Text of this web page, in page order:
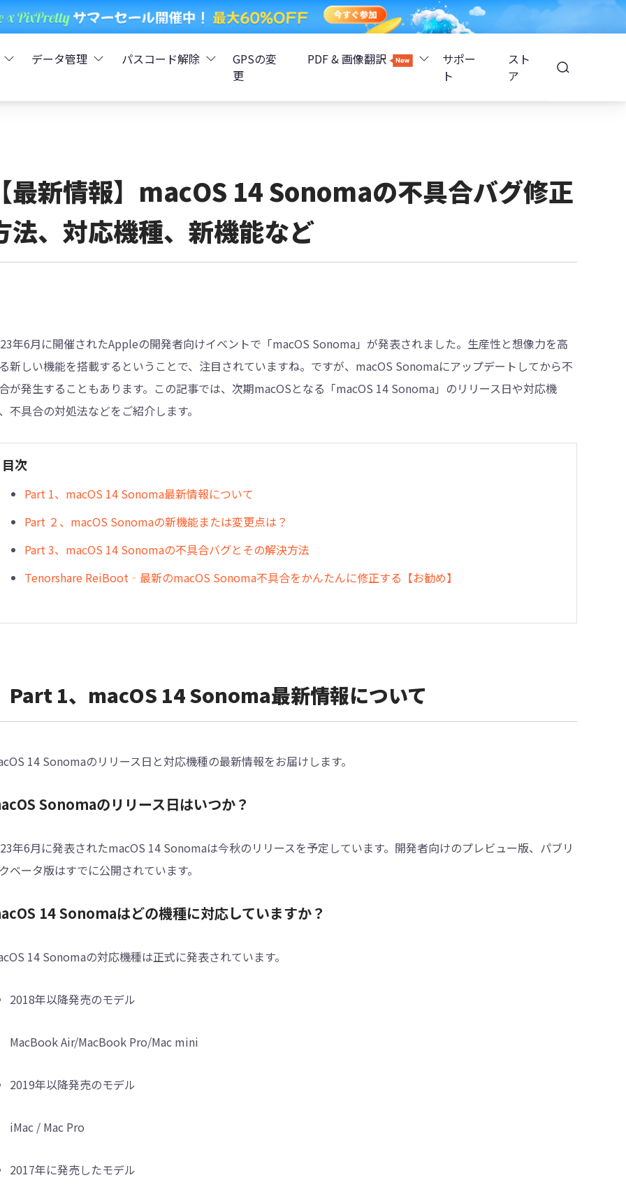
タ復元
復元
- Android不具合修復
- iTunes不具合修復
Boot Genius
データ管理
iCareFone - AndroidとiOS間でデータ転送
iCareFone - WhatsAppデータ転送
4DDiG - 重複ファイル検索・削除
Tenorshare Cleamio - Mac重複ファイル検索・削除
パスコード解除
4uKey - Android画面ロック解除
GPSの変
更
PDF & 画像翻訳
PDNobオンライン
サポー
ト
スト
ア
最新情報】macOS 14 Sonomaの不具合バグ修正
法、対応機種、新機能など
年6月に開催されたAppleの開発者向けイベントで「macOS Sonoma」が発表されました。生産性と想像力を高
新しい機能を搭載するということで、注目されていますね。ですが、macOS Sonomaにアップデートしてから不
が発生することもあります。この記事では、次期macOSとなる「macOS 14 Sonoma」のリリース日や対応機
不具合の対処法などをご紹介します。
目次
Part 1、macOS 14 Sonoma最新情報について
Part ２、macOS Sonomaの新機能または変更点は？
Part 3、macOS 14 Sonomaの不具合バグとその解決方法
Tenorshare ReiBoot‐最新のmacOS Sonoma不具合をかんたんに修正する【お勧め】
Part 1、macOS 14 Sonoma最新情報について
14 Sonomaのリリース日と対応機種の最新情報をお届けします。
Sonomaのリリース日はいつか？
年6月に発表されたmacOS 14 Sonomaは今秋のリリースを予定しています。開発者向けのプレビュー版、パブリ
ベータ版はすでに公開されています。
14 Sonomaはどの機種に対応していますか？
14 Sonomaの対応機種は正式に発表されています。
2018年以降発売のモデル
MacBook Air/MacBook Pro/Mac mini
2019年以降発売のモデル
iMac / Mac Pro
2017年に発売したモデル